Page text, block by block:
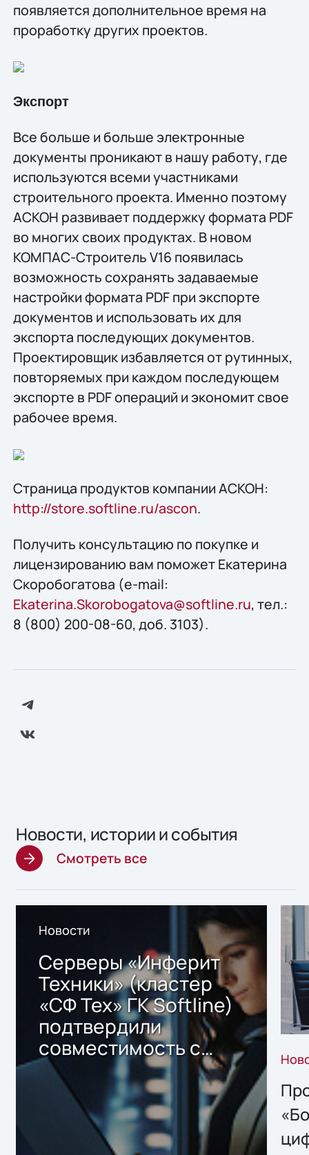
появляется дополнительное время на
проработку других проектов.
Экспорт
Все больше и больше электронные
документы проникают в нашу работу, где
используются всеми участниками
строительного проекта. Именно поэтому
АСКОН развивает поддержку формата PDF
во многих своих продуктах. В новом
КОМПАС-Строитель V16 появилась
возможность сохранять задаваемые
настройки формата PDF при экспорте
документов и использовать их для
экспорта последующих документов.
Проектировщик избавляется от рутинных,
повторяемых при каждом последующем
экспорте в PDF операций и экономит свое
рабочее время.
Страница продуктов компании АСКОН:
http://store.softline.ru/ascon.
Получить консультацию по покупке и
лицензированию вам поможет Екатерина
Скоробогатова (e-mail:
Ekaterina.Skorobogatova@softline.ru, тел.:
8 (800) 200-08-60, доб. 3103).
Новости, истории и события
Смотреть все
Новости
Серверы «Инферит
Техники» (кластер
«СФ Тех» ГК Softline)
подтвердили
совместимость с
решением Sharx
Storage 2.x для
хранения данных